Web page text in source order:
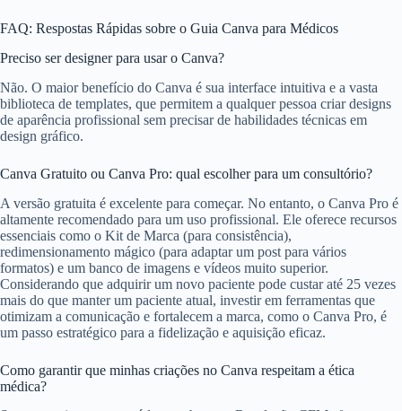
FAQ: Respostas Rápidas sobre o Guia Canva para Médicos
Preciso ser designer para usar o Canva?
Não. O maior benefício do Canva é sua interface intuitiva e a vasta
biblioteca de templates, que permitem a qualquer pessoa criar designs
de aparência profissional sem precisar de habilidades técnicas em
design gráfico.
Canva Gratuito ou Canva Pro: qual escolher para um consultório?
A versão gratuita é excelente para começar. No entanto, o Canva Pro é
altamente recomendado para um uso profissional. Ele oferece recursos
essenciais como o Kit de Marca (para consistência),
redimensionamento mágico (para adaptar um post para vários
formatos) e um banco de imagens e vídeos muito superior.
Considerando que adquirir um novo paciente pode custar até 25 vezes
mais do que manter um paciente atual, investir em ferramentas que
otimizam a comunicação e fortalecem a marca, como o Canva Pro, é
um passo estratégico para a fidelização e aquisição eficaz.
Como garantir que minhas criações no Canva respeitam a ética
médica?